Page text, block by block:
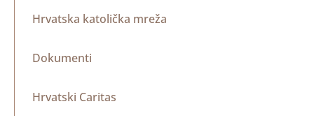
Hrvatska katolička mreža
Dokumenti
Hrvatski Caritas